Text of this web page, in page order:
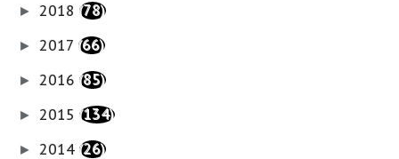
► 2018 (78)
► 2017 (66)
► 2016 (85)
► 2015 (134)
► 2014 (26)